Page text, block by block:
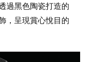
過黑色陶瓷打造的
，呈現賞心悅目的